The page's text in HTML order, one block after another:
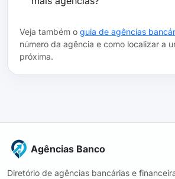
Veja também o guia de agências
número da agência e como localizar a
próxima.
Agências Banco
Diretório de agências bancárias e